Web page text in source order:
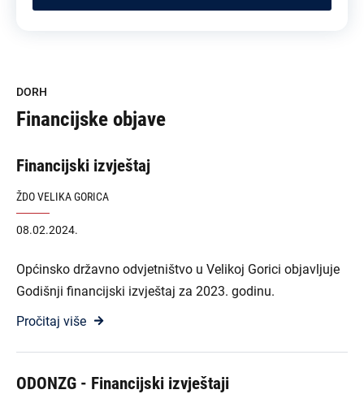
DORH
Financijske objave
Financijski izvještaj
ŽDO VELIKA GORICA
08.02.2024.
Općinsko državno odvjetništvo u Velikoj Gorici objavljuje
Godišnji financijski izvještaj za 2023. godinu.
Pročitaj više
ODONZG - Financijski izvještaji